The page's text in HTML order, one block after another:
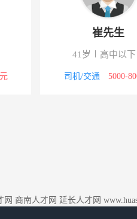
崔先生
41岁 高中以下
司机/交通 5000-
网 商南人才网 延长人才网